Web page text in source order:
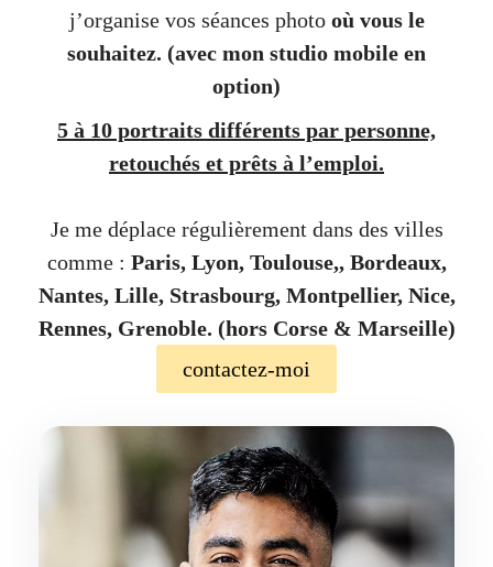
j’organise vos séances photo où vous le
souhaitez. (avec mon studio mobile en
option)
5 à 10 portraits différents par personne,
retouchés et prêts à l’emploi.
Je me déplace régulièrement dans des villes
comme : Paris, Lyon, Toulouse,, Bordeaux,
Nantes, Lille, Strasbourg, Montpellier, Nice,
Rennes, Grenoble. (hors Corse & Marseille)
contactez-moi